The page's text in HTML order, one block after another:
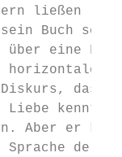
ließen (die
Buch
über eine
horizontaler
das
Liebe kennt
Aber er
der